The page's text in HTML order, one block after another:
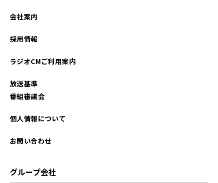
会社案内
採用情報
ラジオCMご利用案内
放送基準
番組審議会
個人情報について
お問い合わせ
グループ会社